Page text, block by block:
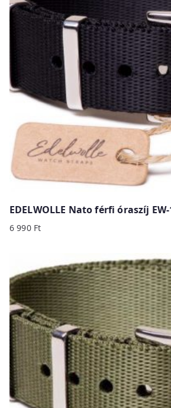
EDELWOLLE Nato férfi óraszíj
6 990 Ft